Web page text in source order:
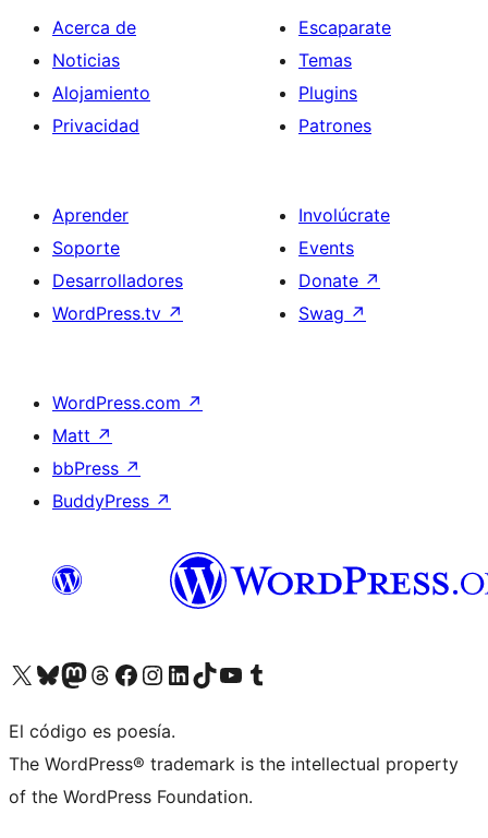
Acerca de
Noticias
Alojamiento
Privacidad
Escaparate
Temas
Plugins
Patrones
Aprender
Soporte
Desarrolladores
WordPress.tv ↗
Involúcrate
Events
Donate ↗
Swag ↗
WordPress.com ↗
Matt ↗
bbPress ↗
BuddyPress ↗
Visit our X (formerly Twitter) account
Visit our Bluesky account
Visit our Mastodon account
Visit our Threads account
Visita nuestra página de Facebook
Visita nuestra cuenta de Instagram
Visita nuestra cuenta de LinkedIn
Visit our TikTok account
Visita nuestro canal de YouTube
Visit our Tumblr account
El código es poesía.
The WordPress® trademark is the intellectual property
of the WordPress Foundation.